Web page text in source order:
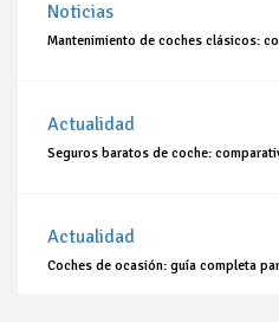
Noticias
Mantenimiento de coches clásicos:
Actualidad
Seguros baratos de coche:
Actualidad
Coches de ocasión: guía completa